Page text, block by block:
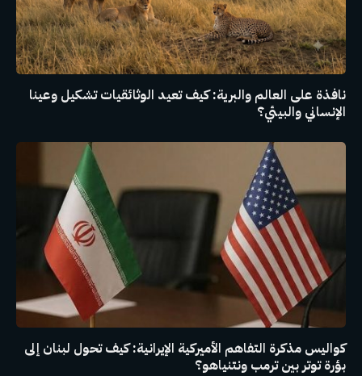
نافذة على العالم والبرية: كيف تعيد الوثائقيات تشكيل وعينا
الإنساني والبيئي؟
كواليس مذكرة التفاهم الأميركية الإيرانية: كيف تحول لبنان إلى
بؤرة توتر بين ترمب ونتنياهو؟